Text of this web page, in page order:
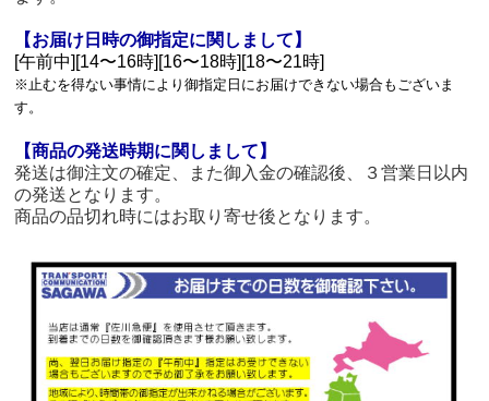
【お届け日時の御指定に関しまして】
[午前中][14〜16時][16〜18時][18〜21時]
※止むを得ない事情により御指定日にお届けできない場合もございま
す。
【商品の発送時期に関しまして】
発送は御注文の確定、また御入金の確認後、３営業日以内
の発送となります。
商品の品切れ時にはお取り寄せ後となります。